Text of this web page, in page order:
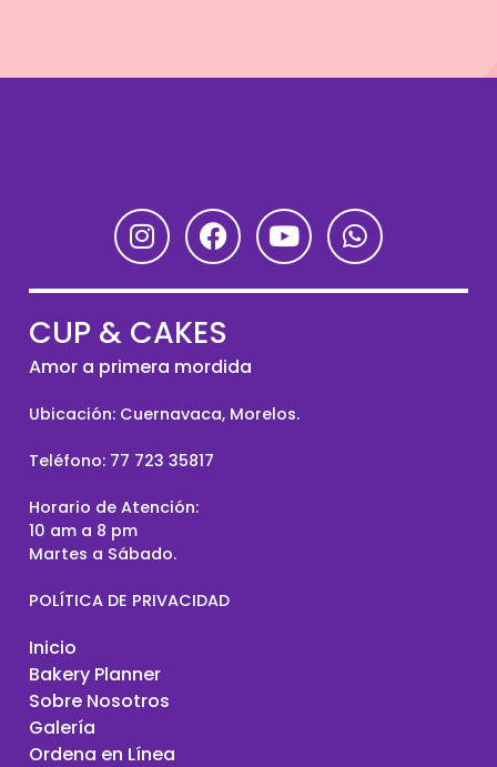
CUP & CAKES
Amor a primera mordida
Ubicación: Cuernavaca, Morelos.
Teléfono: 77 723 35817
Horario de Atención:
10 am a 8 pm
Martes a Sábado.
POLÍTICA DE PRIVACIDAD
Inicio
Bakery Planner
Sobre Nosotros
Galería
Ordena en Línea